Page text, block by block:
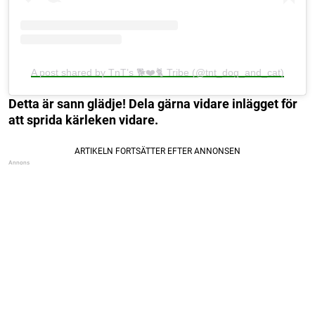
A post shared by TnT’s 🐕❤️🐈 Tribe (@tnt_dog_and_cat)
Detta är sann glädje! Dela gärna vidare inlägget för
att sprida kärleken vidare.